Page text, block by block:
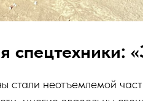
спецтехники:
стали неотъемлемой